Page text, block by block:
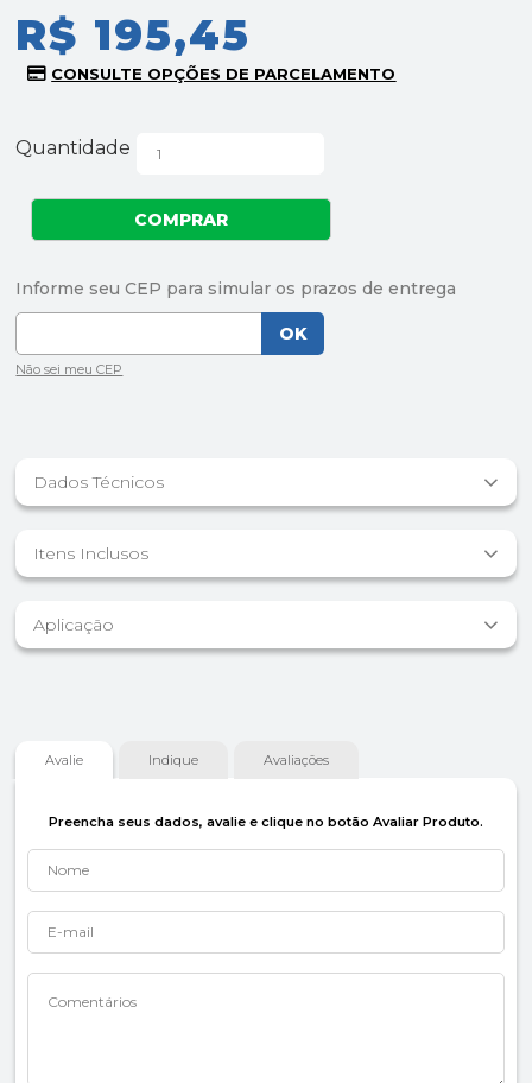
R$ 195,45
Quantidade
Dados Técnicos
Itens Inclusos
Aplicação
Avalie Indique Avaliações
Preencha seus dados, avalie e clique no botão Avaliar Produto.